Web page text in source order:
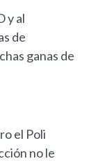
y al
de
ganas de
el Poli
no le